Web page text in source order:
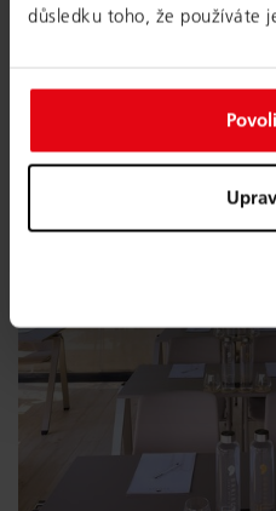
důsledku toho, že používáte
combination with thenooi
partner for quickly changing
certain: we are pretty